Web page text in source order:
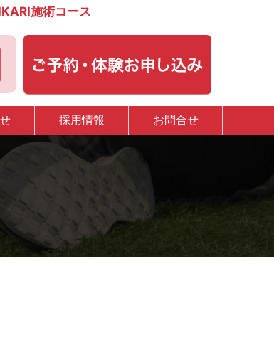
施術コース
採用情報 お問合せ